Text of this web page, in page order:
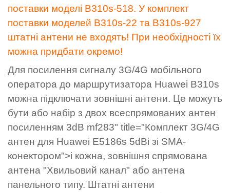
поставки моделі B310s-518. У комплект
поставки моделей B310s-22 та B310s-927
штатні антени не входять! При необхідності їх
можна придбати окремо!
Для посилення сигналу 3G/4G мобільного
оператора до маршрутизатора Huawei B310s
можна підключати зовнішні антени. Це можуть
бути або набір з двох всеспрямованих антен
посиленням 3dB mf283" title="Комплект 3G/4G
антен для Huawei E5186s 5dBi зі SMA-
конектором">i кожна, зовнішня спрямована
антена "Хвильовий канал" або антена
панельного типу. Штатні антени